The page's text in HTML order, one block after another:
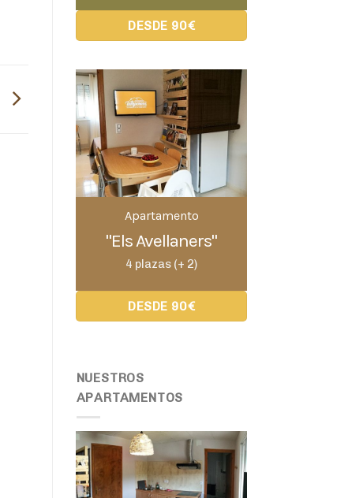
DESDE 90€
Apartamento
"Els Avellaners"
4 plazas (+ 2)
DESDE 90€
NUESTROS
APARTAMENTOS